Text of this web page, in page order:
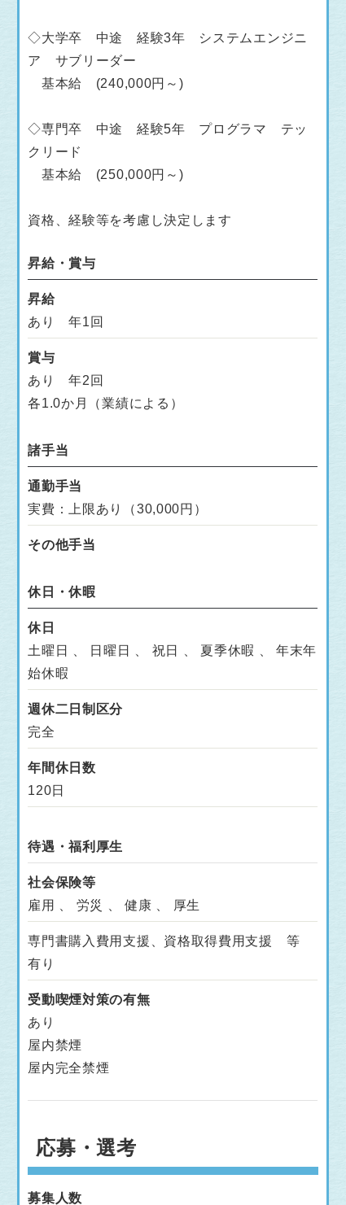
◇大学卒 中途 経験3年 システムエンジニ
ア サブリーダー
基本給 (240,000円～)
◇専門卒 中途 経験5年 プログラマ テッ
クリード
基本給 (250,000円～)
資格、経験等を考慮し決定します
昇給・賞与
昇給
あり 年1回
賞与
あり 年2回
各1.0か月（業績による）
諸手当
通勤手当
実費：上限あり（30,000円）
その他手当
休日・休暇
休日
土曜日 、 日曜日 、 祝日 、 夏季休暇 、 年末年
始休暇
週休二日制区分
完全
年間休日数
120日
待遇・福利厚生
社会保険等
雇用 、 労災 、 健康 、 厚生
専門書購入費用支援、資格取得費用支援 等
有り
受動喫煙対策の有無
あり
屋内禁煙
屋内完全禁煙
応募・選考
募集人数